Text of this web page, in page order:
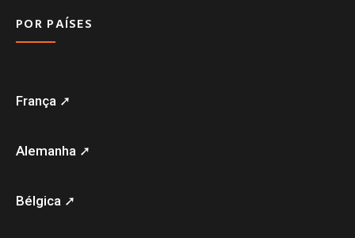
POR PAÍSES
França ➚
Alemanha ➚
Bélgica ➚